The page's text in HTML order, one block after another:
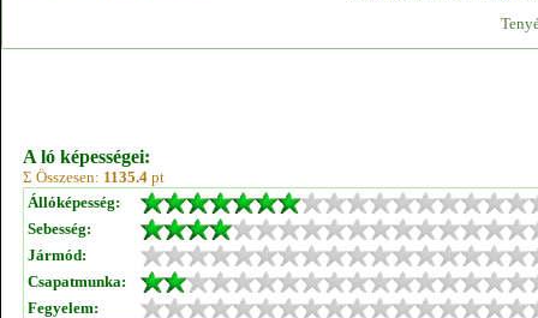
A ló képességei:
Σ Összesen: 1135.4 pt
Állóképesség:
Sebesség:
Jármód:
Csapatmunka:
Fegyelem: